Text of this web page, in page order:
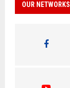
h
OUR NETWORKS